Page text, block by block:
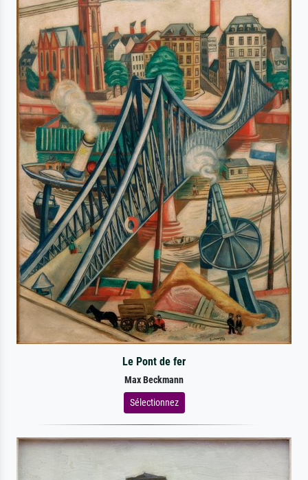
Le Pont de fer
Max Beckmann
Sélectionnez